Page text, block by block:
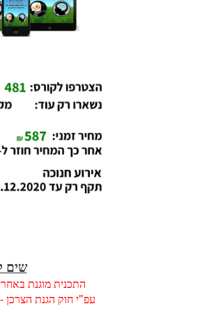
שים
התכנית מוגנת
עפ"י חוק הגנת הצרכן -